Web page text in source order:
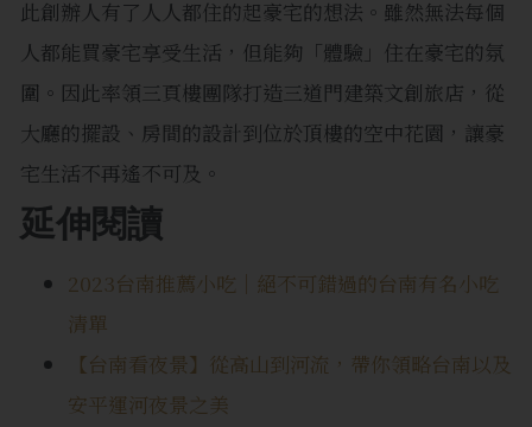
此創辦人有了人人都住的起豪宅的想法。雖然無法每個
人都能買豪宅享受生活，但能夠「體驗」住在豪宅的氛
圍。因此率領三頁樓團隊打造三道門建築文創旅店，從
大廳的擺設、房間的設計到位於頂樓的空中花園，讓豪
宅生活不再遙不可及。
延伸閱讀
2023台南推薦小吃｜絕不可錯過的台南有名小吃
清單
【台南看夜景】從高山到河流，帶你領略台南以及
安平運河夜景之美